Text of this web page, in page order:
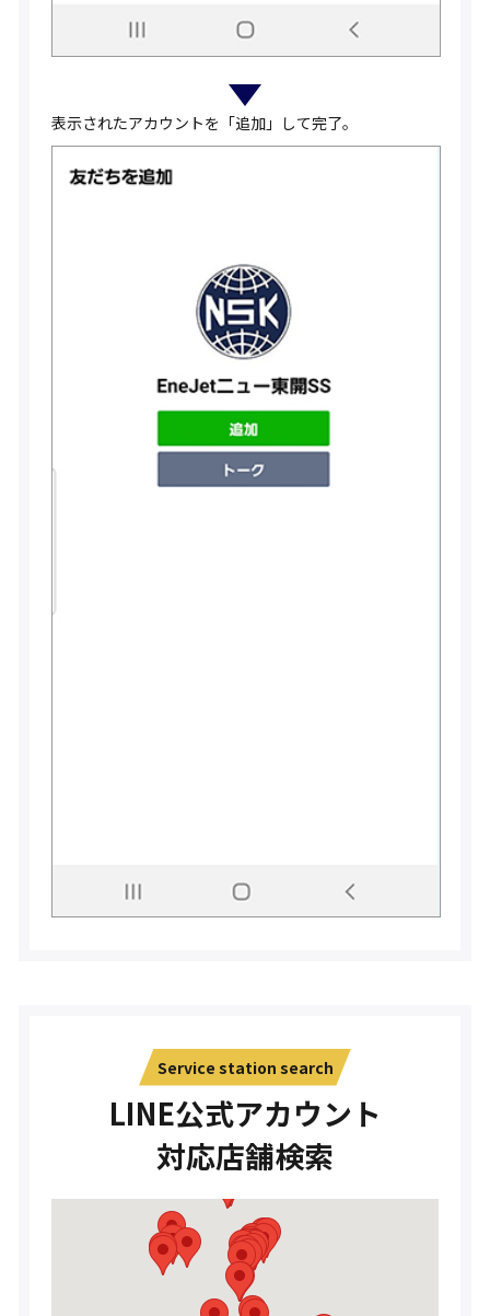
表示されたアカウントを「追加」して完了。
Service station search
LINE公式アカウント
対応店舗検索